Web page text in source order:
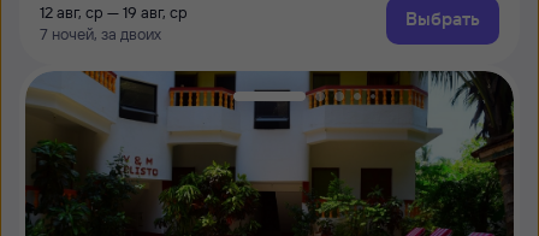
12 авг, ср — 19 авг, ср
7 ночей, за двоих
Выбрать